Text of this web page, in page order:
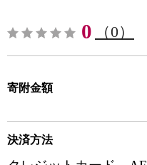
0 （0）
寄附金額
決済方法